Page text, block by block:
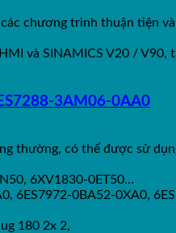
chương trình thuận tiện
và SINAMICS V20 /
3AM06-0AA0
thường, có thể được sử
6XV1830-0ET50…
6ES7972-0BA52-0XA0,
180 2x 2,